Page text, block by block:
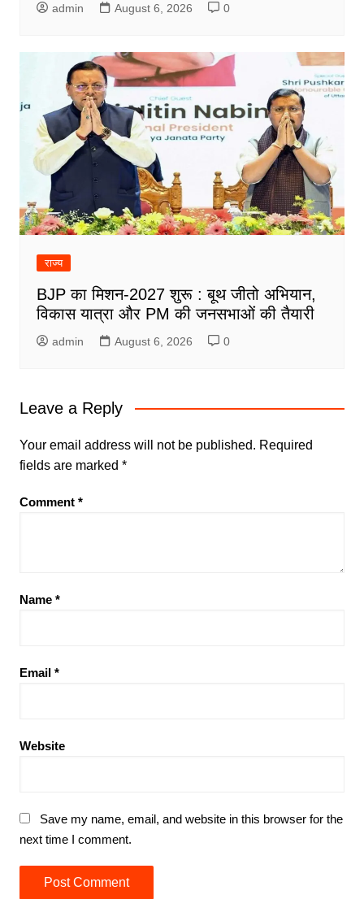
admin August 6, 2026 0
राज्य
BJP का मिशन-2027 शुरू : बूथ जीतो अभियान,
विकास यात्रा और PM की जनसभाओं की तैयारी
admin August 6, 2026 0
Leave a Reply
Your email address will not be published. Required
fields are marked *
Comment *
Name *
Email *
Website
Save my name, email, and website in this browser for the
next time I comment.